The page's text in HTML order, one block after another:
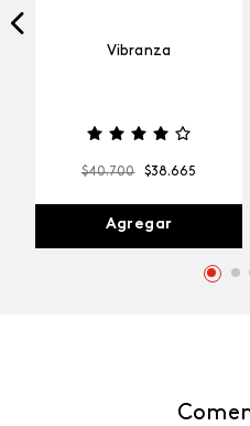
Vibranza
$40.700 $38.665
Agregar